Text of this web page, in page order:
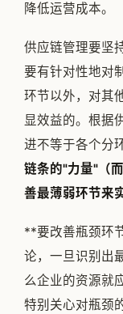
降低运营成本。
供应链管理要坚
要有针对性地对
环节以外，对其
显效益的。根据
进不等于各个分
链条的"力量"（
善最薄弱环节来
**要改善瓶颈环
论，一旦识别出
么企业的资源就
特别关心对瓶颈